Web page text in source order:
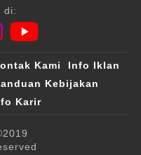
di:
Kami
Info Iklan
Kebijakan
Karir